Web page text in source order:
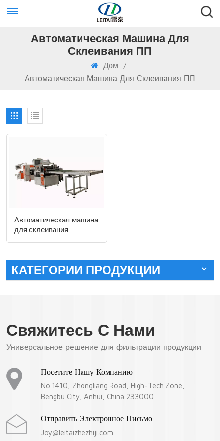
Автоматическая Машина Для
Склеивания ПП
Дом
/
Автоматическая Машина Для Склеивания ПП
Автоматическая машина
для склеивания
КАТЕГОРИИ ПРОДУКЦИИ
Свяжитесь С Нами
Универсальное решение для фильтрации продукции
Посетите Нашу Компанию
No.1410, Zhongliang Road, High-Tech Zone,
Bengbu City, Anhui, China 233000
Отправить Электронное Письмо
Joy@leitaizhezhiji.com